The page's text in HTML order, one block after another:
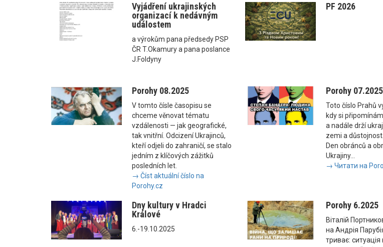
Vyjádření ukrajinských
organizací k nedávným
událostem
a výrokům pana předsedy PSP
ČR T.Okamury a pana poslance
J.Foldyny
PF 2026
Porohy 08.2025
V tomto čísle časopisu se
chceme věnovat tématu
vzdálenosti — jak geografické,
tak vnitřní. Odcizení Ukrajinců,
kteří odjeli do zahraničí, se stalo
jedním z klíčových zážitků
posledních let.
→ Číst aktuální číslo na
Porohy.cz
Porohy 07.2025
Toto číslo Prahů
kdy si
a nadále drží
zemi a
Den obránců a
Ukrajiny...
→ Читати на
Dny kultury v Hradci
Králové
6.-19.10.2025
Porohy 6.2025
Віталій
на Андрія
триває: ситуація